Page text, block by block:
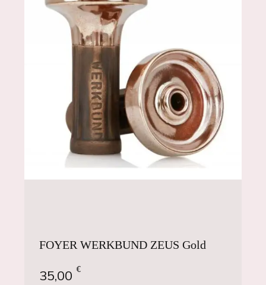
FOYER WERKBUND ZEUS Gold
35,00€